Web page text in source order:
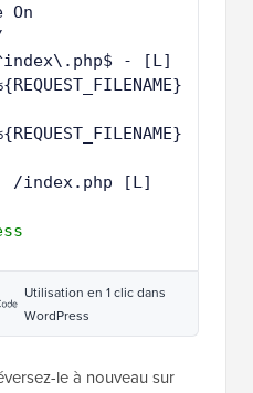
On
- [L]
/index.php [L]
Utilisation en 1 clic dans
WordPress
le à nouveau sur